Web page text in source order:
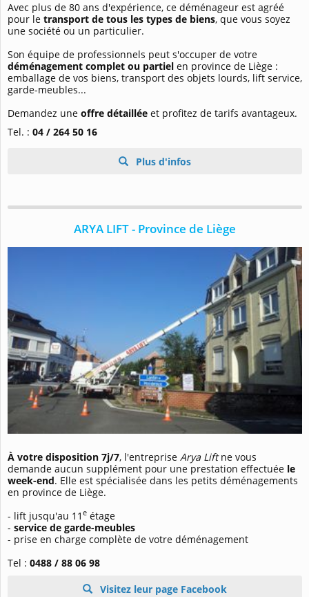
Avec plus de 80 ans d'expérience, ce déménageur est agréé
pour le transport de tous les types de biens, que vous soyez
une société ou un particulier.
Son équipe de professionnels peut s'occuper de votre
déménagement complet ou partiel en province de Liège :
emballage de vos biens, transport des objets lourds, lift service,
garde-meubles...
Demandez une offre détaillée et profitez de tarifs avantageux.
Tel. : 04 / 264 50 16
Plus d'infos
ARYA LIFT - Province de Liège
À votre disposition 7j/7, l'entreprise Arya Liftne vous
demande aucun supplément pour une prestation effectuée le
week-end. Elle est spécialisée dans les petits déménagements
en province de Liège.
- lift jusqu'au 11 e étage
- service de garde-meubles
- prise en charge complète de votre déménagement
Tel : 0488 / 88 06 98
Visitez leur page Facebook